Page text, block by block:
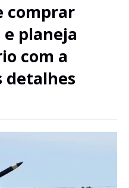
comprar
e planeja
com a
detalhes